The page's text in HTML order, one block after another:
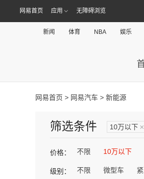
网易首页 应用 无障碍浏览
新闻 体育 NBA 娱乐
网易首页 > 网易汽车 > 新能源
筛选条件 10万以下 ×
价格： 不限 10万以下
级别： 不限 微型车